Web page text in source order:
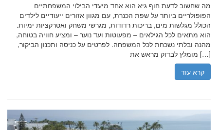
מה שחשוב לדעת חוף גיא הוא אחד מיעדי הבילוי המשפחתיים
הפופולריים ביותר על שפת הכנרת, עם מגוון אזורים ייעודיים לילדים
הכולל מגלשות מים, בריכות רדודות, מגרשי משחק ואטרקציות ימיות.
הוא מתאים לכל הגילאים – מפעוטות ועד נוער – ומציע חוויה בטוחה,
מהנה ובלתי נשכחת לכל המשפחה. לפרטים על כניסה ותכנון הביקור,
מומלץ לבדוק מראש את […]
קרא עוד